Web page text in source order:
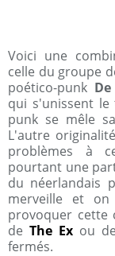
Voici une
celle du groupe
poético-punk
qui s'unissent
punk se mêle
L'autre
problèmes à
pourtant une
du néerlandais
merveille et
provoquer cette
deThe Ex ou de
fermés.